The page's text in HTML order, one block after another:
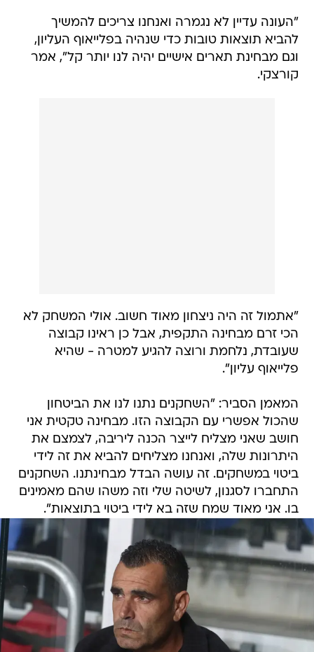
"העונה עדיין לא נגמרה ואנחנו צריכים להמשיך
להביא תוצאות טובות כדי שנהיה בפלייאוף העליון,
וגם מבחינת תארים אישיים יהיה לנו יותר קל", אמר
קורצקי.
"אתמול זה היה ניצחון מאוד חשוב. אולי המשחק לא
הכי זרם מבחינה התקפית, אבל כן ראינו קבוצה
שעובדת, נלחמת ורוצה להגיע למטרה - שהיא
פלייאוף עליון".
המאמן הסביר: "השחקנים נתנו לנו את הביטחון
שהכול אפשרי עם הקבוצה הזו. מבחינה טקטית אני
חושב שאני מצליח לייצר הכנה ליריבה, לצמצם את
היתרונות שלה, ואנחנו מצליחים להביא את זה לידי
ביטוי במשחקים. זה עושה הבדל מבחינתנו. השחקנים
התחברו לסגנון, לשיטה שלי וזה משהו שהם מאמינים
בו. אני מאוד שמח שזה בא לידי ביטוי בתוצאות".